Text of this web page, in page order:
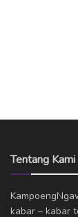
Tentang Kami
kabar – kabar